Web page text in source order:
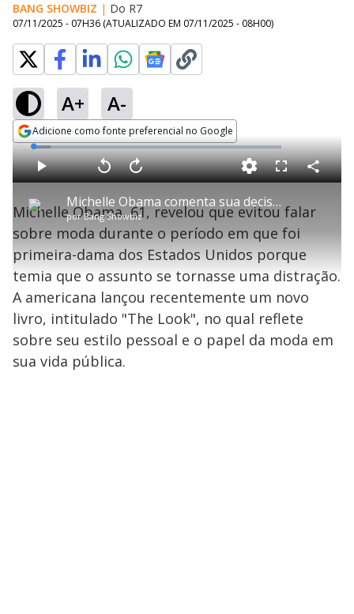
BANG SHOWBIZ | Do R7
07/11/2025 - 07H36 (ATUALIZADO EM 07/11/2025 - 08H00)
A+ A-
Adicione como fonte preferencial no Google
Opens in new window
P
l
a
y
Michelle Obama comenta sua decisão de evitar discussões sobre moda durante tempo na Casa Branca
porBang Showbiz
P V
l
a
1
0
e
g
n
d
s
A
n
ç
a
1
s
e
u
n
o
s
M
u
L
o
a
d
e
.
9
4
%
F
r
e
n
C
o
a
Michelle Obama, 61, revelou que evitou falar
sobre moda durante o período em que foi
primeira-dama dos Estados Unidos porque
temia que o assunto se tornasse uma distração.
A americana lançou recentemente um novo
livro, intitulado "The Look", no qual reflete
sobre seu estilo pessoal e o papel da moda em
sua vida pública.